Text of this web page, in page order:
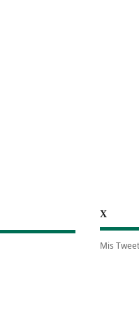
X
Mis